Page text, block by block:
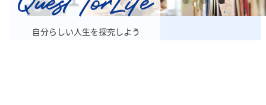
自分らしい人生を探究しよう